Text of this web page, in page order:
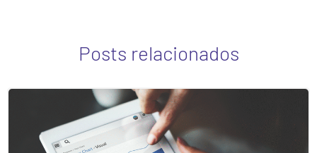
Posts relacionados